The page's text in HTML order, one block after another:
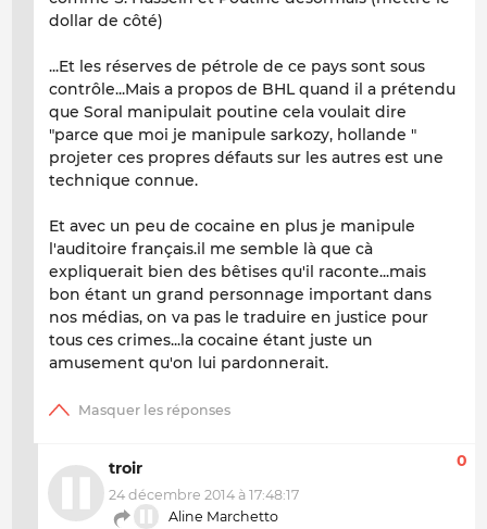
dollar de côté)
...Et les réserves de pétrole de ce pays sont sous
contrôle...Mais a propos de BHL quand il a prétendu
que Soral manipulait poutine cela voulait dire
"parce que moi je manipule sarkozy, hollande "
projeter ces propres défauts sur les autres est une
technique connue.
Et avec un peu de cocaine en plus je manipule
l'auditoire français.il me semble là que cà
expliquerait bien des bêtises qu'il raconte...mais
bon étant un grand personnage important dans
nos médias, on va pas le traduire en justice pour
tous ces crimes...la cocaine étant juste un
amusement qu'on lui pardonnerait.
troir
24 décembre 2014 à 17:48:17
Aline Marchetto
0